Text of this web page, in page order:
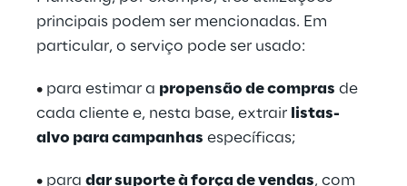
principais podem ser mencionadas. Em
particular, o serviço pode ser usado:
• para estimar a propensão de compras de
cada cliente e, nesta base, extrair listas-
alvo para campanhas específicas;
• para dar suporte à força de vendas, com